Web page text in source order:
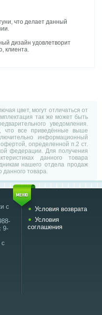
что делает данный
дизайн удовлетворит
клиента.
цвет, могут отличаться от
так же может быть
уведомления.
все приведённые выше
информационный
определенной п.2 ст.
федерации. Для получения
данного товара
нашего отдела продаж
данного товара.
с
9-
Условия возврата
Условия
соглашения